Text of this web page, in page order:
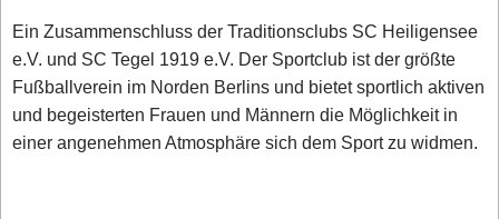
Ein Zusammenschluss der Traditionsclubs SC Heiligensee
e.V. und SC Tegel 1919 e.V. Der Sportclub ist der größte
Fußballverein im Norden Berlins und bietet sportlich aktiven
und begeisterten Frauen und Männern die Möglichkeit in
einer angenehmen Atmosphäre sich dem Sport zu widmen.